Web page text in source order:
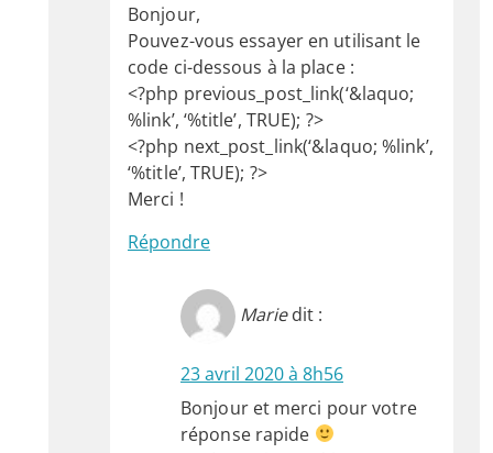
Bonjour,
Pouvez-vous essayer en utilisant le
code ci-dessous à la place :
<?php previous_post_link(‘&laquo;
%link’, ‘%title’, TRUE); ?>
<?php next_post_link(‘&laquo; %link’,
‘%title’, TRUE); ?>
Merci !
Répondre
Marie dit :
23 avril 2020 à 8h56
Bonjour et merci pour votre
réponse rapide